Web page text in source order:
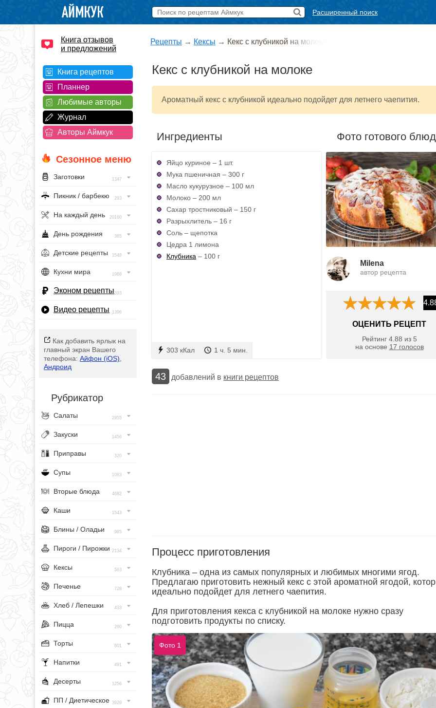
Расширенный поиск
Книга отзывов
и предложений
Книга рецептов
Планнер
Любимые авторы
Журнал
Авторы Аймкук
Сезонное меню
Заготовки 1347
Пикник / барбекю 293
На каждый день 20160
День рождения 385
Детские рецепты 1548
Кухни мира 1968
Эконом рецепты393
Видео рецепты 1396
Как добавить ярлык на
главный экран Вашего
телефона: Айфон (iOS)
Андроид
Рубрикатор
Салаты 2955
Закуски 1456
Приправы 320
Супы 1083
Вторые блюда 4682
Каши 1543
Блины / Оладьи 965
Пироги / Пирожки 2134
Кексы 563
Печенье 728
Хлеб / Лепешки 433
Пицца 260
Торты 801
Напитки 491
Десерты 1256
ПП / Диетическое 3929
Рецепты → Кексы → Кекс с клубникой на молоке
Кекс с клубникой на молоке
Ароматный кекс с клубникой идеально подойдет для летнего чаепития.​
Ингредиенты
Яйцо куриное – 1 шт.
Мука пшеничная – 300 г
Масло кукурузное – 100 мл
Молоко – 200 мл
Сахар тростниковый – 150 г
Разрыхлитель – 16 г
Соль – щепотка
Цедра 1 лимона
Клубника – 100 г
303 кКал 1 ч. 5 мин.
Фото готового
Milena
автор рецепта
ОЦЕНИТЬ РЕЦЕПТ
Рейтинг 4.88 из 5
на основе 17 голосов
43 добавлений в книги рецептов
Процесс приготовления
Клубника – одна из самых популярных и любимых многими ягод.
Предлагаю приготовить нежный кекс с этой ароматной ягодой,
идеально подойдет для летнего чаепития.
Для приготовления кекса с клубникой на молоке нужно сразу
подготовить продукты по списку.
Фото 1